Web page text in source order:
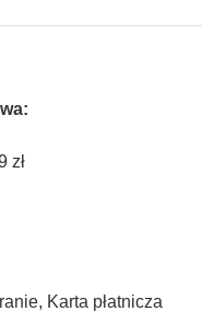
zł
Karta płatnicza